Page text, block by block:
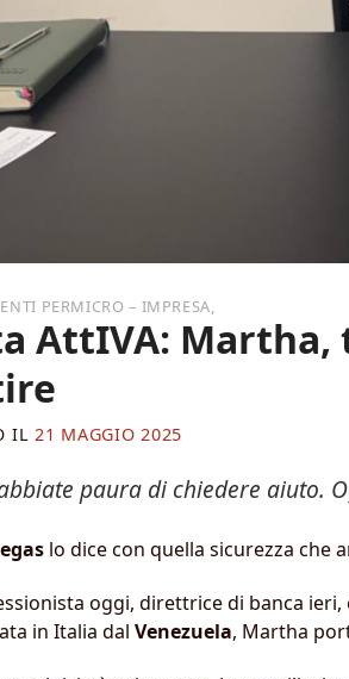
AttIVA: Martha,
IL 21 MAGGIO 2025
paura di chiedere aiuto.
lo dice con quella sicurezza che
oggi, direttrice di banca
in Italia dal Venezuela, Martha